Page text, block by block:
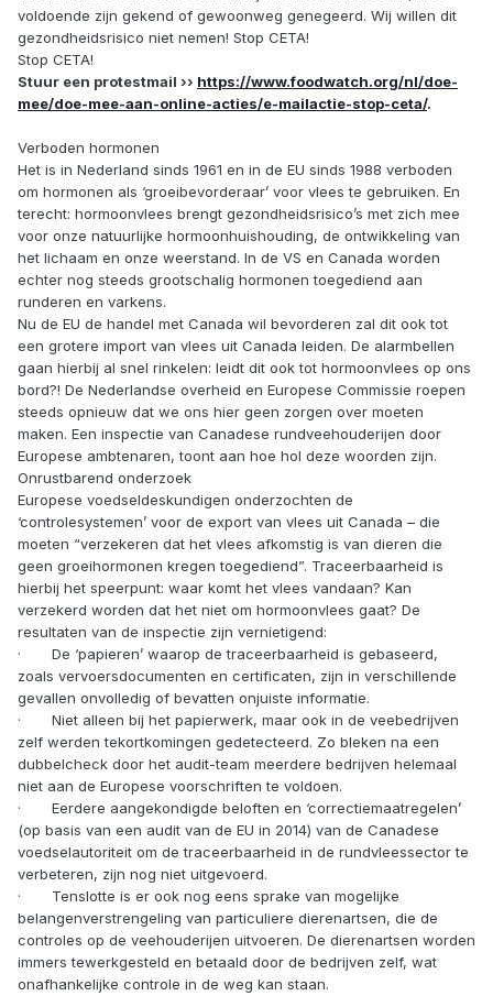
voldoende zijn gekend of gewoonweg genegeerd. Wij willen dit
gezondheidsrisico niet nemen! Stop CETA!
Stop CETA!
Stuur een protestmail ›› https://www.foodwatch.org/nl/doe-
mee/doe-mee-aan-online-acties/e-mailactie-stop-ceta/.
Verboden hormonen
Het is in Nederland sinds 1961 en in de EU sinds 1988 verboden
om hormonen als ‘groeibevorderaar’ voor vlees te gebruiken. En
terecht: hormoonvlees brengt gezondheidsrisico’s met zich mee
voor onze natuurlijke hormoonhuishouding, de ontwikkeling van
het lichaam en onze weerstand. In de VS en Canada worden
echter nog steeds grootschalig hormonen toegediend aan
runderen en varkens.
Nu de EU de handel met Canada wil bevorderen zal dit ook tot
een grotere import van vlees uit Canada leiden. De alarmbellen
gaan hierbij al snel rinkelen: leidt dit ook tot hormoonvlees op ons
bord?! De Nederlandse overheid en Europese Commissie roepen
steeds opnieuw dat we ons hier geen zorgen over moeten
maken. Een inspectie van Canadese rundveehouderijen door
Europese ambtenaren, toont aan hoe hol deze woorden zijn.
Onrustbarend onderzoek
Europese voedseldeskundigen onderzochten de
‘controlesystemen’ voor de export van vlees uit Canada – die
moeten “verzekeren dat het vlees afkomstig is van dieren die
geen groeihormonen kregen toegediend”. Traceerbaarheid is
hierbij het speerpunt: waar komt het vlees vandaan? Kan
verzekerd worden dat het niet om hormoonvlees gaat? De
resultaten van de inspectie zijn vernietigend:
· De ‘papieren’ waarop de traceerbaarheid is gebaseerd,
zoals vervoersdocumenten en certificaten, zijn in verschillende
gevallen onvolledig of bevatten onjuiste informatie.
· Niet alleen bij het papierwerk, maar ook in de veebedrijven
zelf werden tekortkomingen gedetecteerd. Zo bleken na een
dubbelcheck door het audit-team meerdere bedrijven helemaal
niet aan de Europese voorschriften te voldoen.
· Eerdere aangekondigde beloften en ‘correctiemaatregelen’
(op basis van een audit van de EU in 2014) van de Canadese
voedselautoriteit om de traceerbaarheid in de rundvleessector te
verbeteren, zijn nog niet uitgevoerd.
· Tenslotte is er ook nog eens sprake van mogelijke
belangenverstrengeling van particuliere dierenartsen, die de
controles op de veehouderijen uitvoeren. De dierenartsen worden
immers tewerkgesteld en betaald door de bedrijven zelf, wat
onafhankelijke controle in de weg kan staan.